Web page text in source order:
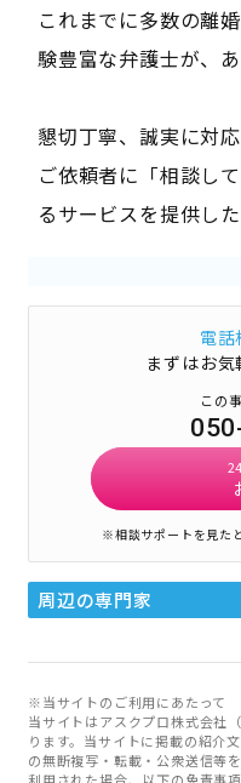
これまでに多数の離
験豊富な弁護士が、
懇切丁寧、誠実に対応
ご依頼者に「相談し
るサービスを提供し
電話
まずはお
この
※相談サポートを見た
周辺の専門家
※当サイトのご利用にあたって
当サイトはアスクプロ株式会社
ります。当サイトに掲載の紹介
の無断複写・転載・公衆送信等